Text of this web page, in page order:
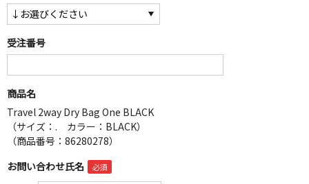
受注番号
商品名
Travel 2way Dry Bag One BLACK
（サイズ：. カラー：BLACK）
（商品番号：86280278）
お問い合わせ氏名